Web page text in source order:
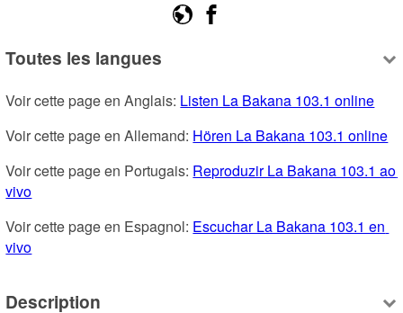
Toutes les langues
Voir cette page en Anglais: Listen La Bakana 103.1 online
Voir cette page en Allemand: Hören La Bakana 103.1 online
Voir cette page en Portugais: Reproduzir La Bakana 103.1 ao
vivo
Voir cette page en Espagnol: Escuchar La Bakana 103.1 en
vivo
Description